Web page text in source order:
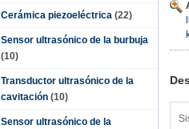
Cerámica piezoeléctrica (22)
Sensor ultrasónico de la burbuja
(10)
Transductor ultrasónico de la
cavitación (10)
Sensor ultrasónico de la